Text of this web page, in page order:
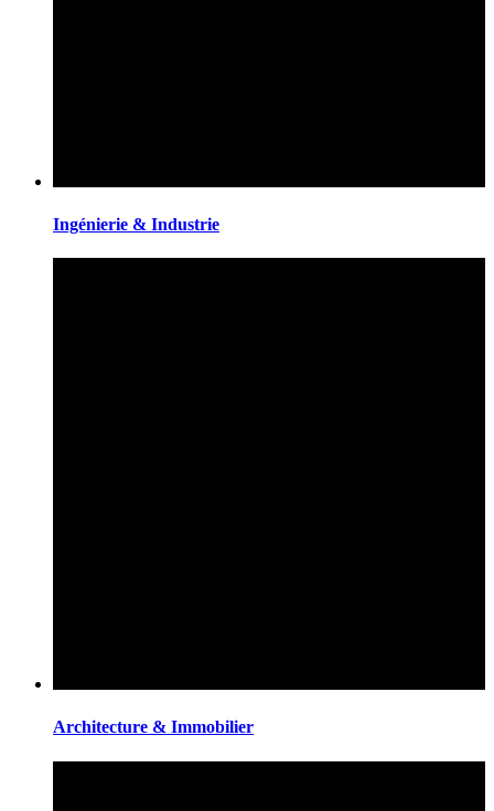
Ingénierie & Industrie
Architecture & Immobilier